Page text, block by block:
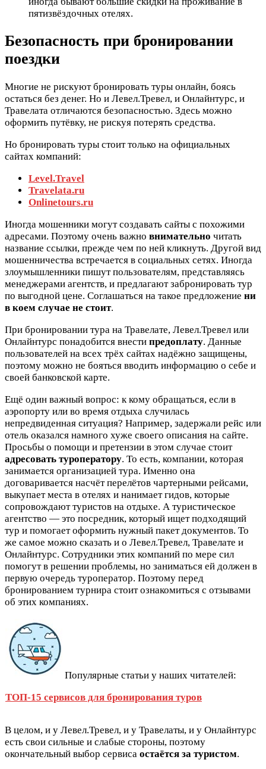
пятизвёздочных отелях.
Безопасность при бронировании
поездки
Многие не рискуют бронировать туры онлайн, боясь
остаться без денег. Но и Левел.Тревел, и Онлайнтурс, и
Травелата отличаются безопасностью. Здесь можно
оформить путёвку, не рискуя потерять средства.
Но бронировать туры стоит только на официальных
сайтах компаний:
Level.Travel
Travelata.ru
Onlinetours.ru
Иногда мошенники могут создавать сайты с похожими
адресами. Поэтому очень важно внимательно читать
название ссылки, прежде чем по ней кликнуть. Другой вид
мошенничества встречается в социальных сетях. Иногда
злоумышленники пишут пользователям, представляясь
менеджерами агентств, и предлагают забронировать тур
по выгодной цене. Соглашаться на такое предложение ни
в коем случае не стоит.
При бронировании тура на Травелате, Левел.Тревел или
Онлайнтурс понадобится внести предоплату. Данные
пользователей на всех трёх сайтах надёжно защищены,
поэтому можно не бояться вводить информацию о себе и
своей банковской карте.
Ещё один важный вопрос: к кому обращаться, если в
аэропорту или во время отдыха случилась
непредвиденная ситуация? Например, задержали рейс или
отель оказался намного хуже своего описания на сайте.
Просьбы о помощи и претензии в этом случае стоит
адресовать туроператору. То есть, компании, которая
занимается организацией тура. Именно она
договаривается насчёт перелётов чартерными рейсами,
выкупает места в отелях и нанимает гидов, которые
сопровождают туристов на отдыхе. А туристическое
агентство — это посредник, который ищет подходящий
тур и помогает оформить нужный пакет документов. То
же самое можно сказать и о Левел.Тревел, Травелате и
Онлайнтурс. Сотрудники этих компаний по мере сил
помогут в решении проблемы, но заниматься ей должен в
первую очередь туроператор. Поэтому перед
бронированием турнира стоит ознакомиться с отзывами
об этих компаниях.
Популярные статьи у наших читателей:
ТОП-15 сервисов для бронирования туров
В целом, и у Левел.Тревел, и у Травелаты, и у Онлайнтурс
есть свои сильные и слабые стороны, поэтому
окончательный выбор сервиса остаётся за туристом.